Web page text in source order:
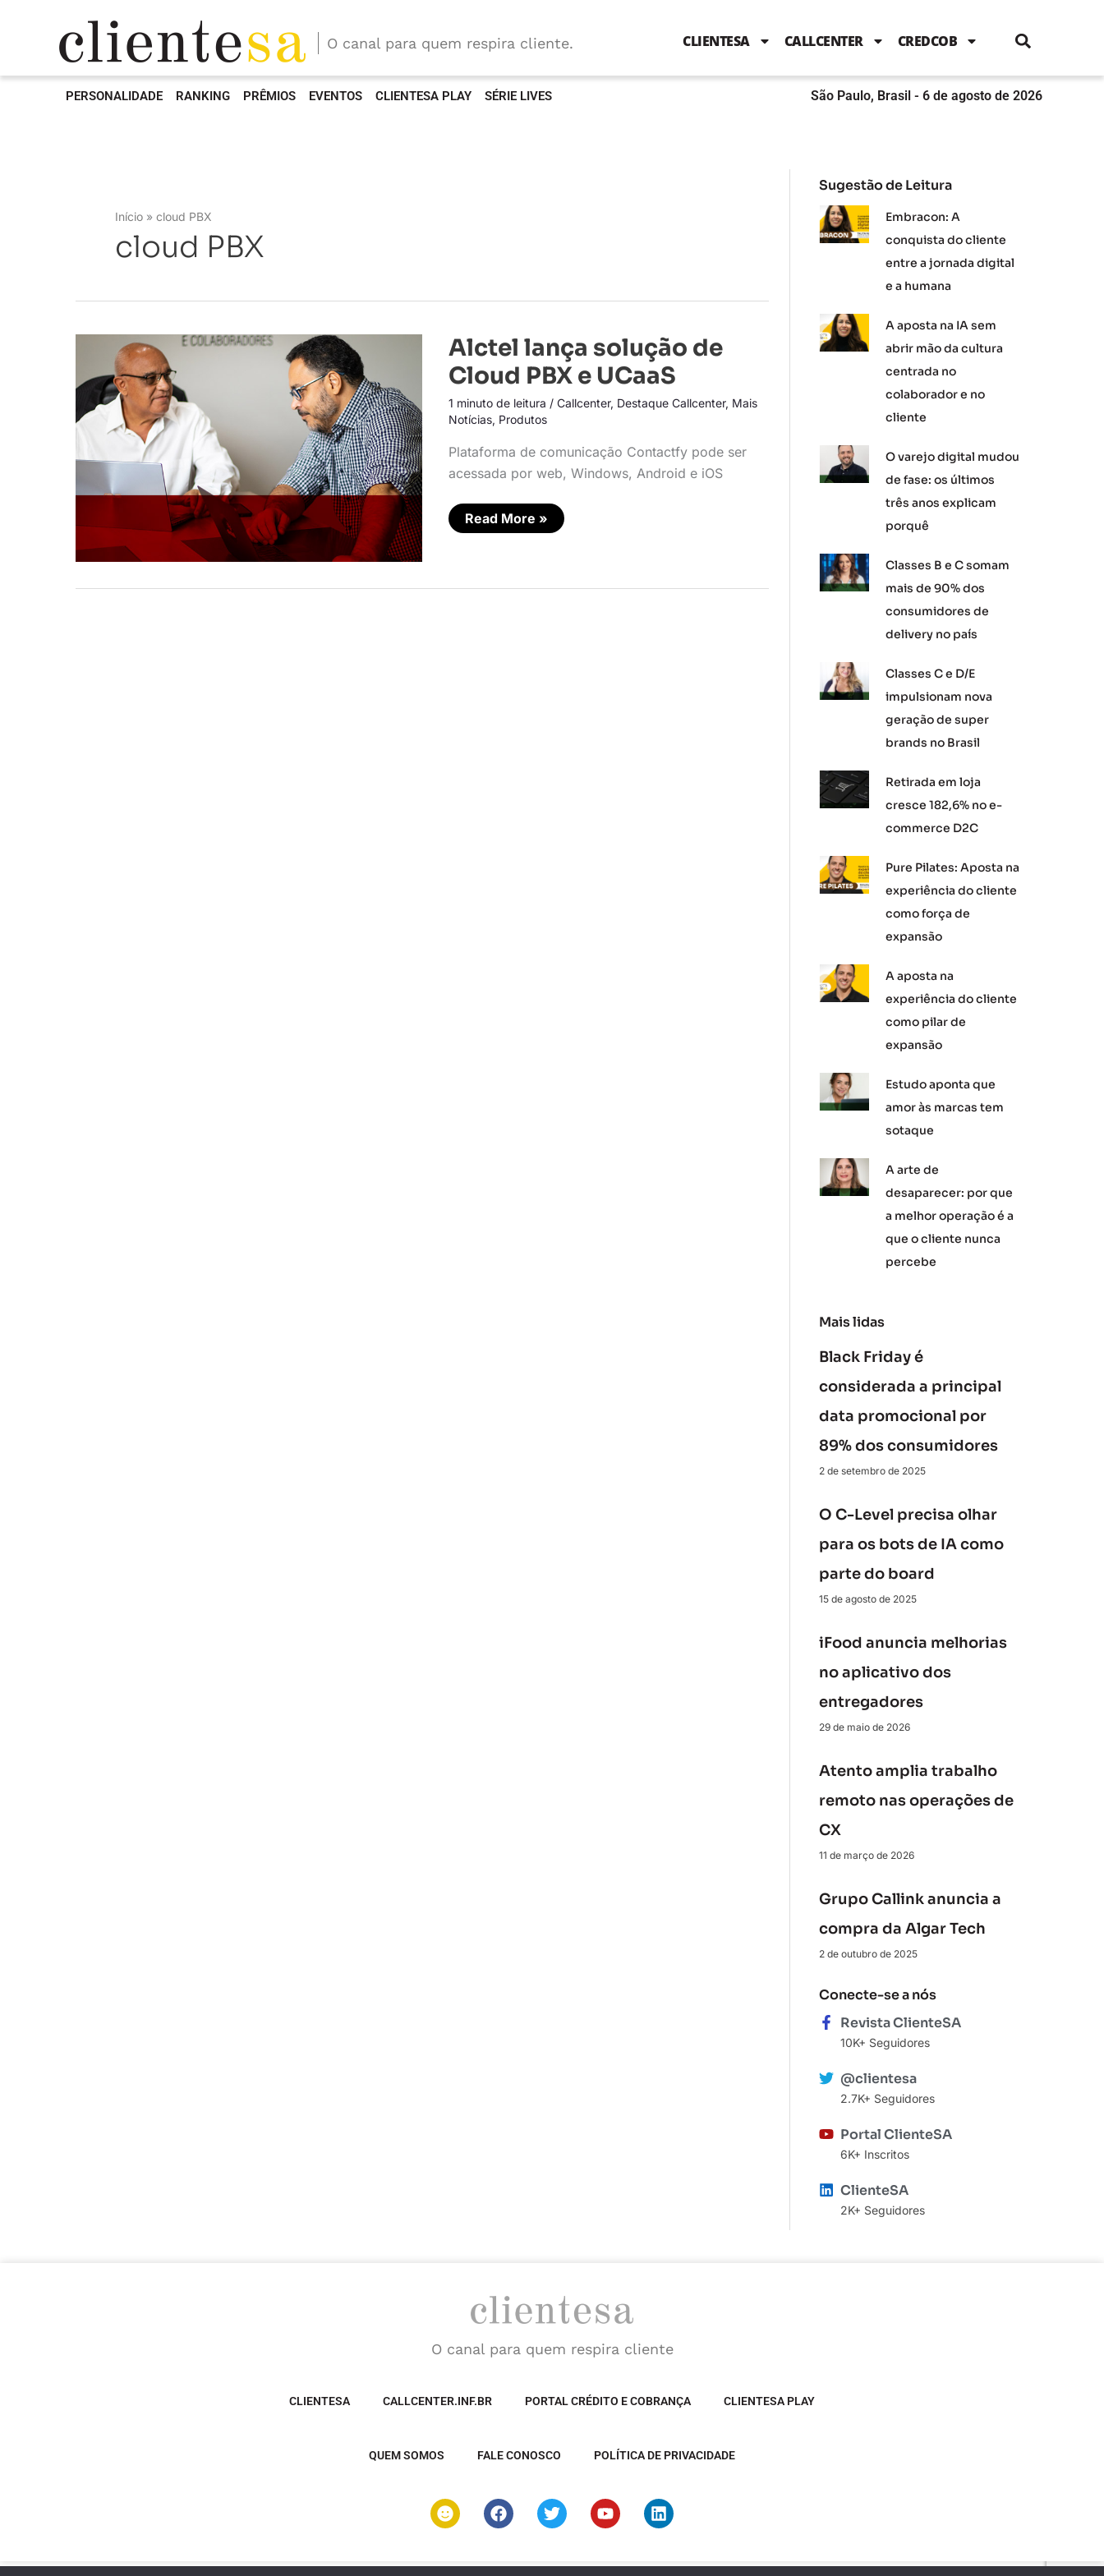
b
o
k
t
e
b
n
g
a
m
O canal para quem respira cliente. CLIENTESA CALLCENTER CREDCOB
PERSONALIDADE RANKING PRÊMIOS EVENTOS CLIENTESA PLAY SÉRIE LIVES São Paulo, Brasil - 6 de agosto de 2026
Início cloud PBX
cloud PBX
Alctel lança solução de
Cloud PBX e UCaaS
1 minuto de leitura / Callcenter, Destaque Callcenter, Mais
Notícias, Produtos
Plataforma de comunicação Contactfy pode ser
acessada por web, Windows, Android e iOS
Alctel
lança
solução
de
PBX
e
Read More »
Sugestão de Leitura
Embracon: A
conquista do cliente
entre a jornada digital
e a humana
A aposta na IA sem
abrir mão da cultura
centrada no
colaborador e no
cliente
O varejo digital mudou
de fase: os últimos
três anos explicam
porquê
Classes B e C somam
mais de 90% dos
consumidores de
delivery no país
Classes C e D/E
impulsionam nova
geração de super
brands no Brasil
Retirada em loja
cresce 182,6% no e-
commerce D2C
Pure Pilates: Aposta na
experiência do cliente
como força de
expansão
A aposta na
experiência do cliente
como pilar de
expansão
Estudo aponta que
amor às marcas tem
sotaque
A arte de
desaparecer: por que
a melhor operação é a
que o cliente nunca
percebe
Mais lidas
Black Friday é
considerada a principal
data promocional por
89% dos consumidores
2 de setembro de 2025
O C-Level precisa olhar
para os bots de IA como
parte do board
15 de agosto de 2025
iFood anuncia melhorias
no aplicativo dos
entregadores
29 de maio de 2026
Atento amplia trabalho
remoto nas operações de
CX
11 de março de 2026
Grupo Callink anuncia a
compra da Algar Tech
2 de outubro de 2025
Conecte-se a nós
Revista ClienteSA
10K+ Seguidores
@clientesa
2.7K+ Seguidores
Portal ClienteSA
6K+ Inscritos
ClienteSA
2K+ Seguidores
O canal para quem respira cliente
CLIENTESA CALLCENTER.INF.BR PORTAL CRÉDITO E COBRANÇA CLIENTESA PLAY
QUEM SOMOS FALE CONOSCO POLÍTICA DE PRIVACIDADE
S
m
e
F
a
b
T
w
t
Y
o
u
L
i
e